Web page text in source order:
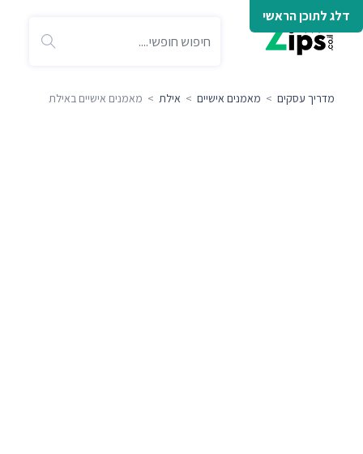
דלג לתוכן הראשי
מדריך עסקים > מאמנים אישיים > אילת > מאמנים אישיים באילת